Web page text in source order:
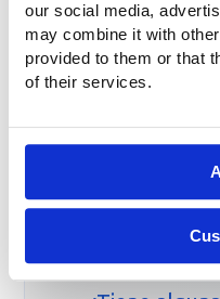
our social media,
may combine it with
provided to them or that
of their services.
Techos tensados de
emisividad para el Ice